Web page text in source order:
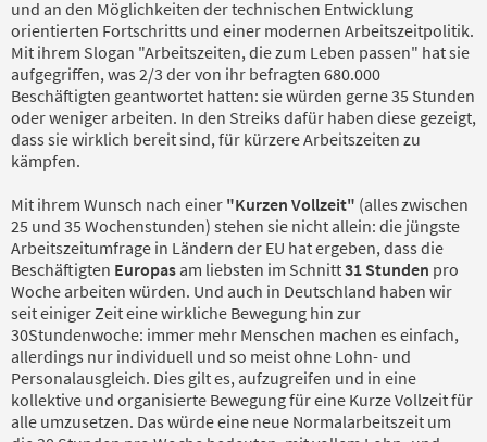
und an den Möglichkeiten der technischen Entwicklung
orientierten Fortschritts und einer modernen Arbeitszeitpolitik.
Mit ihrem Slogan "Arbeitszeiten, die zum Leben passen" hat sie
aufgegriffen, was 2/3 der von ihr befragten 680.000
Beschäftigten geantwortet hatten: sie würden gerne 35 Stunden
oder weniger arbeiten. In den Streiks dafür haben diese gezeigt,
dass sie wirklich bereit sind, für kürzere Arbeitszeiten zu
kämpfen.
Mit ihrem Wunsch nach einer "Kurzen Vollzeit" (alles zwischen
25 und 35 Wochenstunden) stehen sie nicht allein: die jüngste
Arbeitszeitumfrage in Ländern der EU hat ergeben, dass die
Beschäftigten Europas am liebsten im Schnitt31 Stunden pro
Woche arbeiten würden. Und auch in Deutschland haben wir
seit einiger Zeit eine wirkliche Bewegung hin zur
30Stundenwoche: immer mehr Menschen machen es einfach,
allerdings nur individuell und so meist ohne Lohn- und
Personalausgleich. Dies gilt es, aufzugreifen und in eine
kollektive und organisierte Bewegung für eine Kurze Vollzeit für
alle umzusetzen. Das würde eine neue Normalarbeitszeit um